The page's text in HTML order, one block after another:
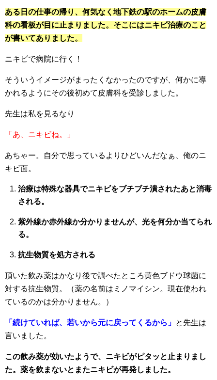
ある日の仕事の帰り、何気なく地下鉄の駅のホームの皮膚
科の看板が目に止まりました。そこにはニキビ治療のこと
が書いてありました。
ニキビで病院に行く！
そういうイメージがまったくなかったのですが、何かに導
かれるようにその後初めて皮膚科を受診しました。
先生は私を見るなり
「あ、ニキビね。」
あちゃー。自分で思っているよりひどいんだなぁ、俺のニ
キビ面。
治療は特殊な器具でニキビをブチブチ潰されたあと消毒
される。
紫外線か赤外線か分かりませんが、光を何分か当てられ
る。
抗生物質を処方される
頂いた飲み薬はかなり後で調べたところ黄色ブドウ球菌に
対する抗生物質。（薬の名前はミノマイシン。現在使われ
ているのかは分かりません。）
「続けていれば、若いから元に戻ってくるから」 と先生は
言いました。
この飲み薬が効いたようで、ニキビがピタッと止まりまし
た。薬を飲まないとまたニキビが再発しました。